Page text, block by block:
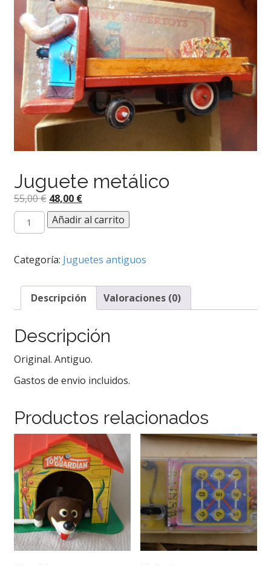
Juguete metálico
55,00€ El
precio
original
48,00 €El
precio
actual
Juguete
metálico
Añadir al carrito
Categoría: Juguetes antiguos
Descripción Valoraciones (0)
Descripción
Original. Antiguo.
Gastos de envio incluidos.
Productos relacionados